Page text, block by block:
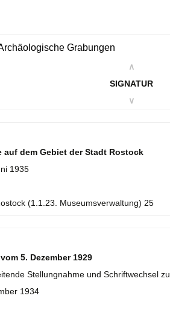
Grabungen
∧
SIGNATUR
∨
dem Gebiet der Stadt Rostock
1935
(1.1.23. Museumsverwaltung) 25
5. Dezember 1929
Stellungnahme und Schriftwechsel
1934